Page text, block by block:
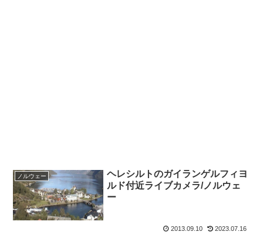
ノルウェー
ヘレシルトのガイランゲルフィヨ
ルド付近ライブカメラ/ノルウェ
ー
2013.09.10 2023.07.16